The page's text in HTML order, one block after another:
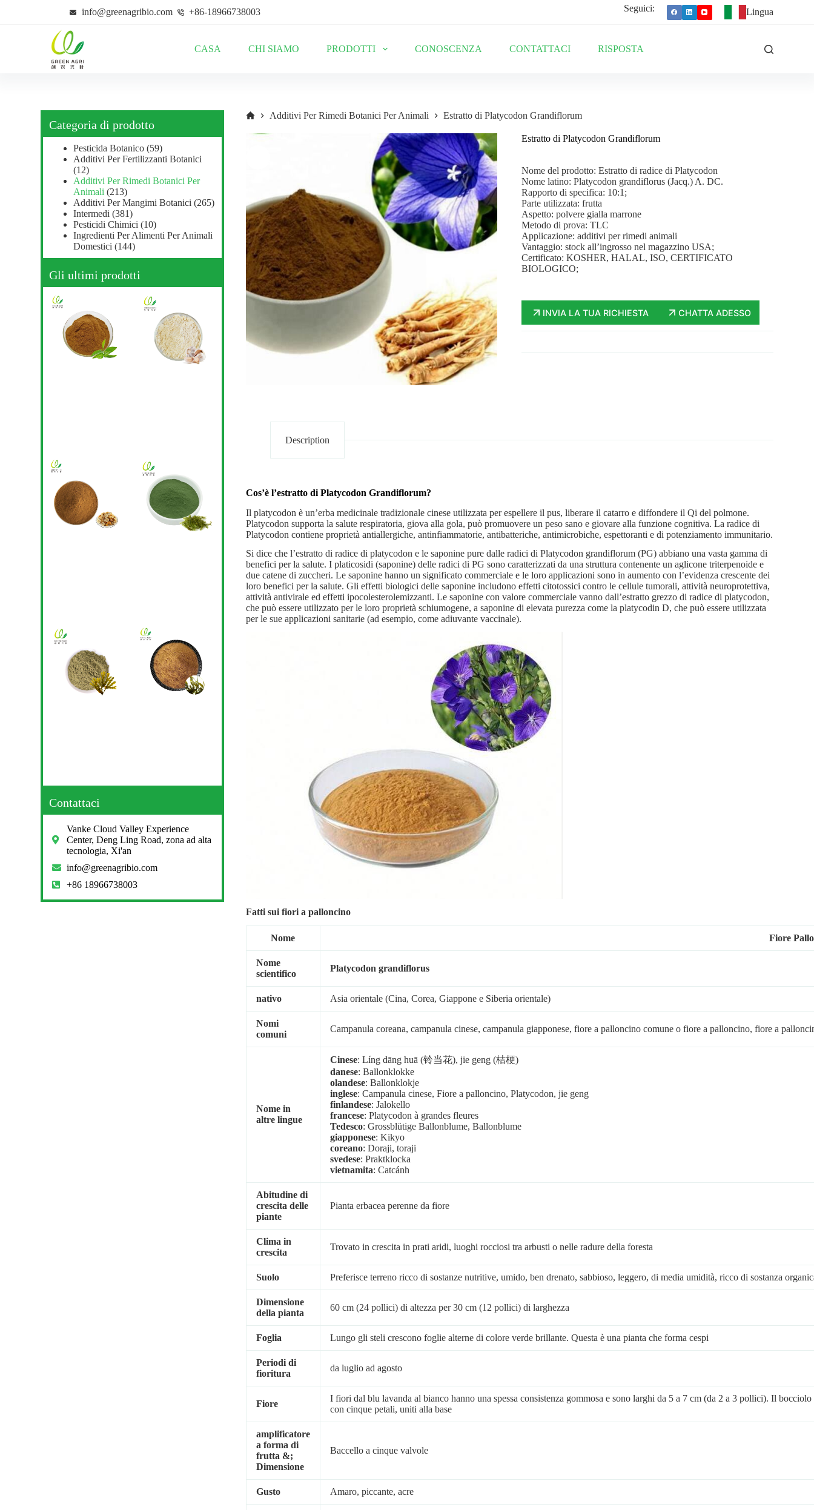
info@greenagribio.com +86-18966738003 Seguici: Lingua
CASA CHI SIAMO PRODOTTI CONOSCENZA CONTATTACI RISPOSTA
Additivi Per Rimedi Botanici Per Animali Estratto di Platycodon Grandiflorum
Estratto di Platycodon Grandiflorum
Nome del prodotto: Estratto di radice di Platycodon
Nome latino: Platycodon grandiflorus (Jacq.) A. DC.
Rapporto di specifica: 10:1;
Parte utilizzata: frutta
Aspetto: polvere gialla marrone
Metodo di prova: TLC
Applicazione: additivi per rimedi animali
Vantaggio: stock all’ingrosso nel magazzino USA;
Certificato: KOSHER, HALAL, ISO, CERTIFICATO
BIOLOGICO;
INVIA LA TUA RICHIESTA CHATTA ADESSO
Description
Cos’è l’estratto di Platycodon Grandiflorum?
Il platycodon è un’erba medicinale tradizionale cinese utilizzata per espellere il pus, liberare il catarro e diffondere il Qi del polmone.
Platycodon supporta la salute respiratoria, giova alla gola, può promuovere un peso sano e giovare alla funzione cognitiva. La radice di
Platycodon contiene proprietà antiallergiche, antinfiammatorie, antibatteriche, antimicrobiche, espettoranti e di potenziamento immunitario.
Si dice che l’estratto di radice di platycodon e le saponine pure dalle radici di Platycodon grandiflorum (PG) abbiano una vasta gamma di
benefici per la salute. I platicosidi (saponine) delle radici di PG sono caratterizzati da una struttura contenente un aglicone triterpenoide e
due catene di zuccheri. Le saponine hanno un significato commerciale e le loro applicazioni sono in aumento con l’evidenza crescente dei
loro benefici per la salute. Gli effetti biologici delle saponine includono effetti citotossici contro le cellule tumorali, attività neuroprotettiva,
attività antivirale ed effetti ipocolesterolemizzanti. Le saponine con valore commerciale vanno dall’estratto grezzo di radice di platycodon,
che può essere utilizzato per le loro proprietà schiumogene, a saponine di elevata purezza come la platycodin D, che può essere utilizzata
per le sue applicazioni sanitarie (ad esempio, come adiuvante vaccinale).
Fatti sui fiori a palloncino
Nome Fiore
Nome
scientifico
Platycodon grandiflorus
nativo Asia orientale (Cina, Corea, Giappone e Siberia orientale)
Nomi
comuni
Campanula coreana, campanula cinese, campanula giapponese, fiore a palloncino comune o fiore a palloncino, fiore a
Nome in
altre lingue
Cinese: Líng dāng huā (铃当花), jie geng (桔梗)
danese: Ballonklokke
olandese: Ballonklokje
inglese: Campanula cinese, Fiore a palloncino, Platycodon, jie geng
finlandese: Jalokello
francese: Platycodon à grandes fleures
Tedesco: Grossblütige Ballonblume, Ballonblume
giapponese: Kikyo
coreano: Doraji, toraji
svedese: Praktklocka
vietnamita: Catcánh
Abitudine di
crescita delle
piante
Pianta erbacea perenne da fiore
Clima in
crescita
Trovato in crescita in prati aridi, luoghi rocciosi tra arbusti o nelle radure della foresta
Suolo Preferisce terreno ricco di sostanze nutritive, umido, ben drenato, sabbioso, leggero, di media umidità, ricco di sostanza
Dimensione
della pianta
60 cm (24 pollici) di altezza per 30 cm (12 pollici) di larghezza
Foglia Lungo gli steli crescono foglie alterne di colore verde brillante. Questa è una pianta che forma cespi
Periodi di
fioritura
da luglio ad agosto
Fiore
I fiori dal blu lavanda al bianco hanno una spessa consistenza gommosa e sono larghi da 5 a 7 cm (da 2 a 3 pollici). Il
con cinque petali, uniti alla base
amplificatore
a forma di
frutta &;
Dimensione
Baccello a cinque valvole
Gusto Amaro, piccante, acre
Categoria di prodotto
Pesticida Botanico (59)
Additivi Per Fertilizzanti Botanici
(12)
Additivi Per Rimedi Botanici Per
Animali (213)
Additivi Per Mangimi Botanici (265)
Intermedi (381)
Pesticidi Chimici (10)
Ingredienti Per Alimenti Per Animali
Domestici (144)
Gli ultimi prodotti
Contattaci
Vanke Cloud Valley Experience
Center, Deng Ling Road, zona ad alta
tecnologia, Xi'an
info@greenagribio.com
+86 18966738003